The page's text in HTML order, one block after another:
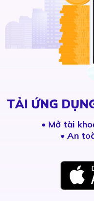
TẢI ỨNG
• Mở tài
• An